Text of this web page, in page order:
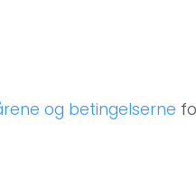
og betingelserne